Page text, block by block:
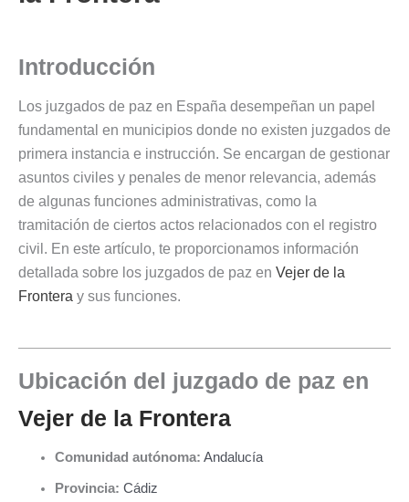
Introducción
Los juzgados de paz en España desempeñan un papel
fundamental en municipios donde no existen juzgados de
primera instancia e instrucción. Se encargan de gestionar
asuntos civiles y penales de menor relevancia, además
de algunas funciones administrativas, como la
tramitación de ciertos actos relacionados con el registro
civil. En este artículo, te proporcionamos información
detallada sobre los juzgados de paz en Vejer de la
Frontera y sus funciones.
Ubicación del juzgado de paz en
Vejer de la Frontera
Comunidad autónoma: Andalucía
Provincia: Cádiz